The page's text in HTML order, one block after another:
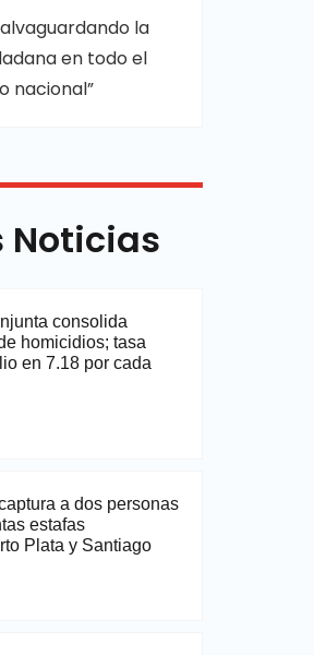
la
en todo el
nacional”
Noticias
consolida
homicidios; tasa
en 7.18 por cada
a dos personas
estafas
Plata y Santiago